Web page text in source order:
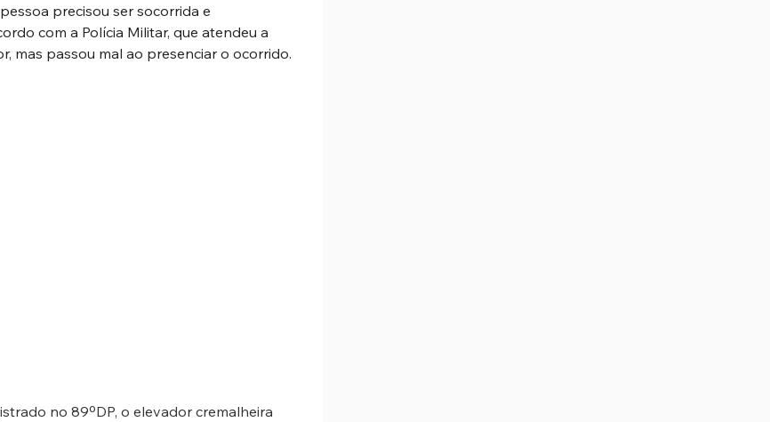
precisou ser socorrida e
com a Polícia Militar, que atendeu a
mas passou mal ao presenciar o ocorrido.
no 89ºDP, o elevador cremalheira